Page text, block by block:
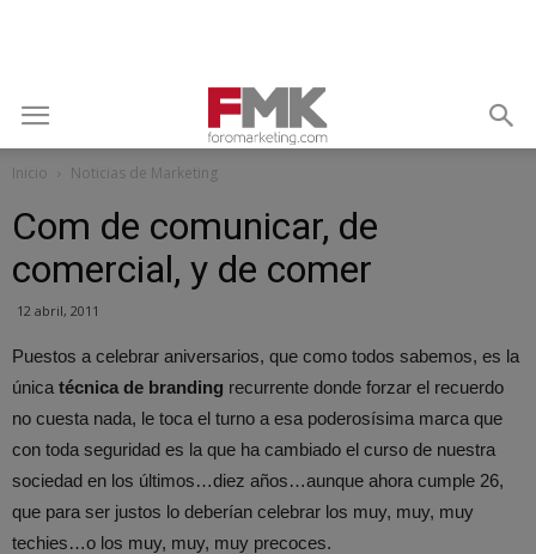
Inicio Noticias de Marketing
Com de comunicar, de
comercial, y de comer
12 abril, 2011
Puestos a celebrar aniversarios, que como todos sabemos, es la
única técnica de branding recurrente donde forzar el recuerdo
no cuesta nada, le toca el turno a esa poderosísima marca que
con toda seguridad es la que ha cambiado el curso de nuestra
sociedad en los últimos…diez años…aunque ahora cumple 26,
que para ser justos lo deberían celebrar los muy, muy, muy
techies…o los muy, muy, muy precoces.